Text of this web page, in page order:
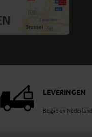
LEVERINGEN
België en Nederland